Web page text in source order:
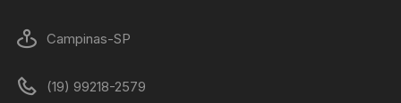
Campinas-SP
(19) 99218-2579